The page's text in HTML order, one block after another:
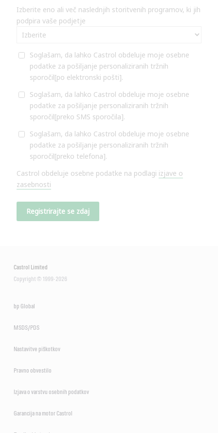
Castrol Limited
Copyright © 1999-2026
bp Global
MSDS/PDS
Nastavitve piškotkov
Pravno obvestilo
Izjava o varstvu osebnih podatkov
Garancija na motor Castrol